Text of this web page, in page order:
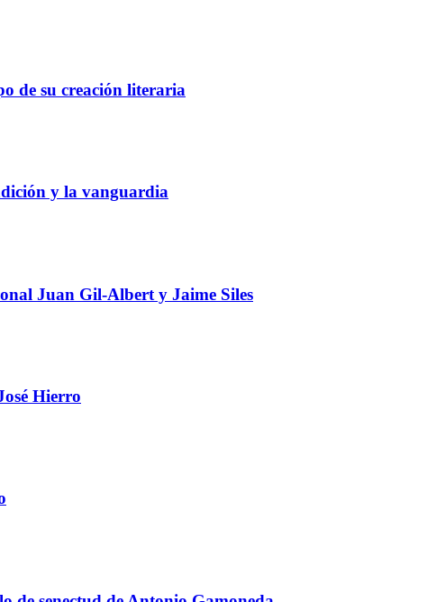
de su creación literaria
y la vanguardia
Juan Gil-Albert y Jaime Siles
Hierro